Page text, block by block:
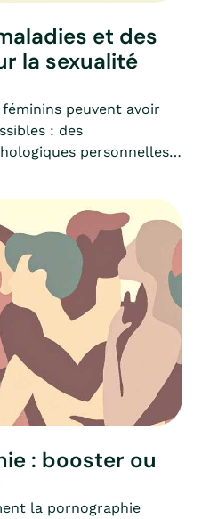
et des
la sexualité
peuvent avoir
: des
personnelles,
de vie et des
; comme certains
le tabac ou encore
général, il existe
présents en même
on retrouve les
et leurs traitements.En
peut avoir un impact sur
; Mia fait le point.
: booster ou
la pornographie